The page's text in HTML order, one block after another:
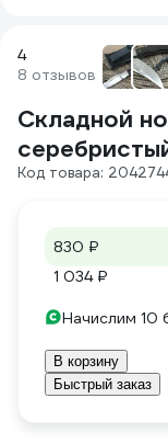
4
8 отзывов
Складной
Код товара:
830 ₽
1 034 ₽
Начислим 10
В корзину
Быстрый заказ